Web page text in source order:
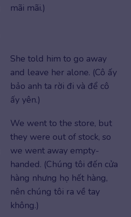
mãi mãi.)
She told him to go away
and leave her alone. (Cô ấy
bảo anh ta rời đi và để cô
ấy yên.)
We went to the store, but
they were out of stock, so
we went away empty-
handed. (Chúng tôi đến cửa
hàng nhưng họ hết hàng,
nên chúng tôi ra về tay
không.)